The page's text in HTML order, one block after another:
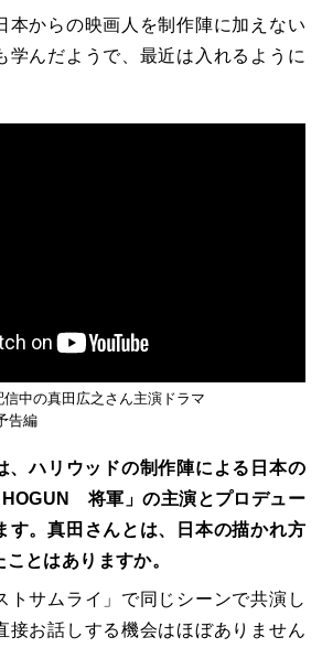
本からの映画人を制作陣に加えない
学んだようで、最近は入れるように
中の真田広之さん主演ドラマ
告編
ハリウッドの制作陣による日本の
将軍」の主演とプロデュー
す。真田さんとは、日本の描かれ方
とはありますか。
トサムライ」で同じシーンで共演し
接お話しする機会はほぼありません